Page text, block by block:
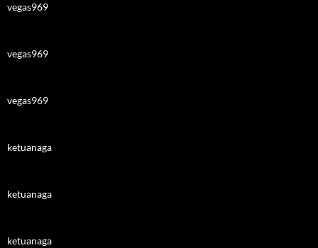
vegas969
vegas969
vegas969
ketuanaga
ketuanaga
ketuanaga